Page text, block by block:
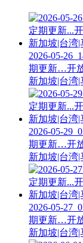
2026-05-
期更新…开
新加坡|台湾
2026-05-
期更新…开
新加坡|台湾
2026-05-
期更新…开
新加坡|台湾